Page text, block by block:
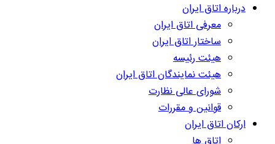
درباره اتاق ایران
معرفی اتاق ایران
ساختار اتاق ایران
هیئت رئیسه
هیئت نمایندگان اتاق ایران
شورای عالی نظارت
قوانین و مقررات
ارکان اتاق ایران